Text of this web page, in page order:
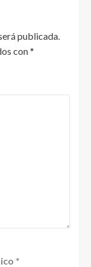
publicada.
con*
*